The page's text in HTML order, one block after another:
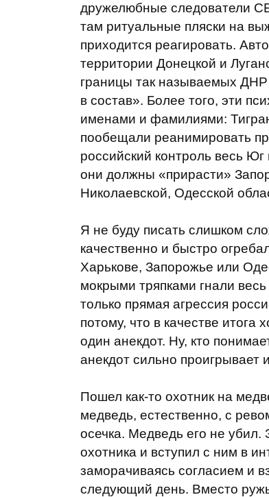
дружелюбные следователи
там ритуальные пляски на
приходится реагировать.
территории Донецкой и
границы так называемых
в состав». Более того, эти
именами и фамилиями:
пообещали реанимировать
российский контроль весь
они должны «прирасти»
Николаевской, Одесской
Я не буду писать слишком
качественно и быстро
Харькове, Запорожье или
мокрыми тряпками гнали
только прямая агрессия
потому, что в качестве итога
один анекдот. Ну, кто
анекдот сильно проигрывает
Пошел как-то охотник на
медведь, естественно, с
осечка. Медведь его не убил.
охотника и вступил с ним в
заморачиваясь согласием и
следующий день. Вместо